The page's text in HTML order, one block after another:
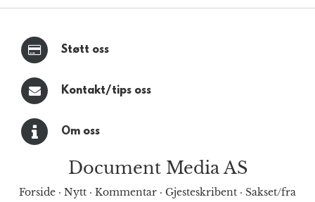
Støtt oss
Kontakt/tips oss
Om oss
Document Media AS
Forside · Nytt · Kommentar · Gjesteskribent · Sakset/fra